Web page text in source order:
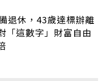
退休，43歲達標辦離
「這數字」財富自由